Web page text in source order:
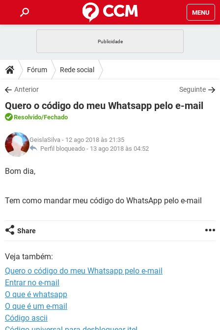
MENU
CELULAR
OUTLOOK
INSTAGRAM GMAIL
GUIA DE COMPRAS
DICAS
JOGOS
OUTLOOK
INSTAGRAM
GUIA DE COMPRAS
DOWNLOADS
JOGOS WHATSAPP
CELULAR
OUTLOOK EXCEL
INSTAGRAM
GUIA DE COMPRAS
FÓRUM
JOGOS
CELULAR FACEBOOK
GUIA DE COMPRAS
GLOSSÁRIO
JOGOS
CELULAR
Fórum Rede social
Anterior Seguinte
Quero o código do meu Whatsapp pelo e-mail
Resolvido/Fechado
GeislaSilva - 12 ago 2018 às 21:35
Perfil bloqueado - 13 ago 2018 às 04:52
Bom dia,
Tem como mandar meu código do WhatsApp pelo e-mail
Share
Veja também:
Quero o código do meu Whatsapp pelo e-mail
Entrar no e-mail
O que é whatsapp
O que é um e-mail
Código ascii